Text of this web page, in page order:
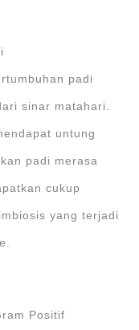
padi
sinar matahari.
untung
padi merasa
cukup
yang terjadi
Positif